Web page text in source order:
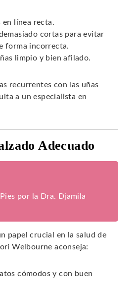
en línea recta.
cortas para evitar
forma incorrecta.
limpio y bien afilado.
recurrentes con las uñas
a un especialista en
Adecuado
por la Dra. Djamila
papel crucial en la salud de
Welbourne aconseja:
cómodos y con buen